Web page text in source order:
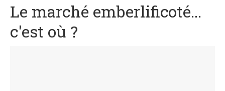
Le marché emberlificoté...
c'est où ?